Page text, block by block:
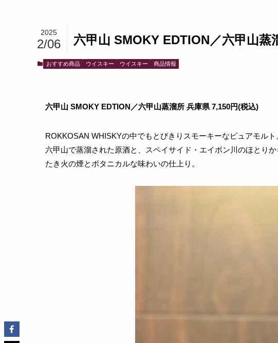
六甲山 SMOKY EDTION／六甲山蒸
2025
2/06
おすすめ商品 ウイスキー ウイスキー 商品情報
六甲山 SMOKY EDTION／六甲山蒸溜所 兵庫県 7,150円(税込)
ROKKOSAN WHISKYの中でもとびきりスモーキーなピュアモルト
六甲山で蒸溜された原酒と、スペイサイド・エイボン川のほとり
たき火の煙とボタニカルな味わいの仕上り。